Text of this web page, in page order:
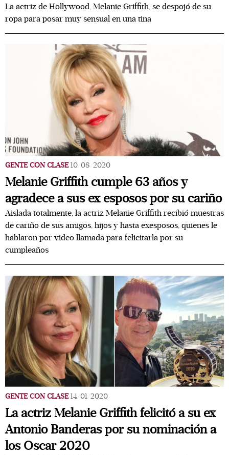
La actriz de Hollywood, Melanie Griffith, se despojó de su
ropa para posar muy sensual en una tina
GENTE CON CLASE 10/08/2020
Melanie Griffith cumple 63 años y
agradece a sus ex esposos por su cariño
Aislada totalmente, la actriz Melanie Griffith recibió muestras
de cariño de sus amigos, hijos y hasta exesposos, quienes le
hablaron por video llamada para felicitarla por su
cumpleaños
GENTE CON CLASE 14/01/2020
La actriz Melanie Griffith felicitó a su ex
Antonio Banderas por su nominación a
los Oscar 2020